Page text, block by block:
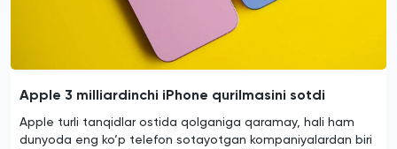
Apple 3 milliardinchi iPhone qurilmasini sotdi
Apple turli tanqidlar ostida qolganiga qaramay, hali ham
dunyoda eng ko‘p telefon sotayotgan kompaniyalardan biri